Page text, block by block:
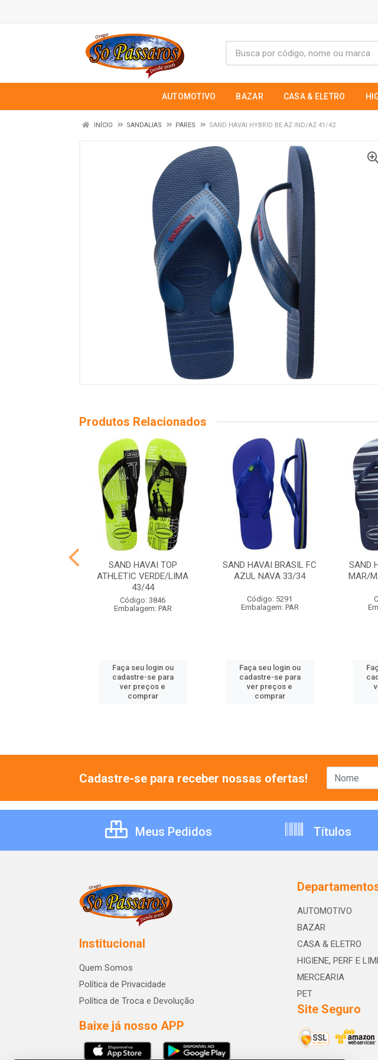
AUTOMOTIVO BAZAR CASA & ELETRO
INÍCIO SANDALIAS PARES SAND HAVAI HYBRID BE AZ IND/AZ 41/42
Produtos Relacionados
SAND HAVAI TOP
ATHLETIC VERDE/LIMA
43/44
Código: 3846
Embalagem: PAR
Faça seu login ou
cadastre-se para
ver preços e
comprar
SAND HAVAI BRASIL FC
AZUL NAVA 33/34
Código: 5291
Embalagem: PAR
Faça seu login ou
cadastre-se para
ver preços e
comprar
SAND
MAR/
Cadastre-se para receber nossas ofertas!
Meus Pedidos Títulos
Institucional
Quem Somos
Política de Privacidade
Política de Troca e Devolução
Baixe já nosso APP
AUTOMOTIVO
BAZAR
CASA & ELETRO
HIGIENE, PERF E
MERCEARIA
PET
Site Seguro